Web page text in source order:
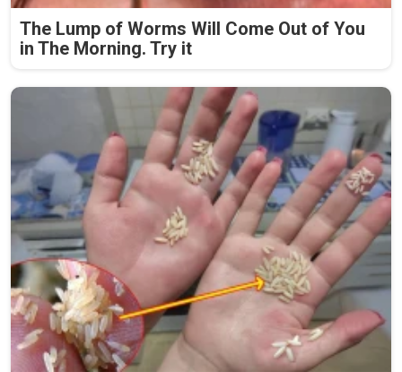
The Lump of Worms Will Come Out of You
in The Morning. Try it